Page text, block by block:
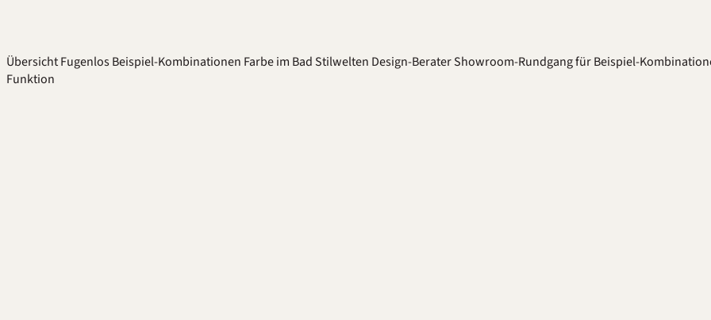
ÜbersichtFugenlosBeispiel-Kombinationen Farbe im BadStilwelten Design-BeraterShowroom-Rundgang für Beispiel-
Funktion